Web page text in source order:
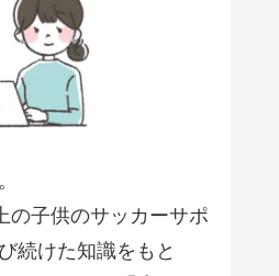
の子供のサッカーサポ
続けた知識をもと